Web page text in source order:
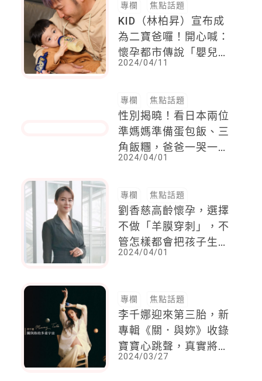
專欄 焦點話題
KID（林柏昇）宣布成
為二寶爸囉！開心喊：
懷孕都市傳說「嬰兒拱
橋」是真的
2024/04/11
專欄 焦點話題
性別揭曉！看日本兩位
準媽媽準備蛋包飯、三
角飯糰，爸爸一哭一笑
專欄 焦點話題
劉香慈高齡懷孕，選擇
不做「羊膜穿刺」，不
專欄 焦點話題
李千娜迎來第三胎，新
專輯《關．與妳》收錄